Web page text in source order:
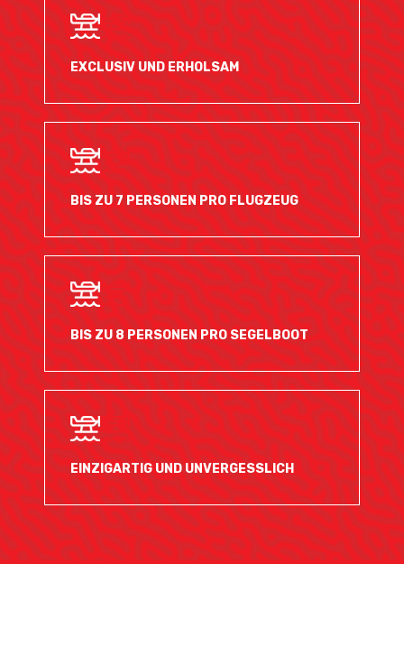
EXCLUSIV UND ERHOLSAM
BIS ZU 7 PERSONEN PRO FLUGZEUG
BIS ZU 8 PERSONEN PRO SEGELBOOT
EINZIGARTIG UND UNVERGESSLICH